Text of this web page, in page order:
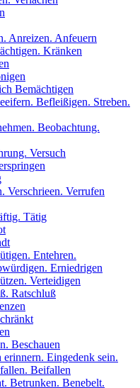
Anreizen. Anfeuern
Kränken
Bemächtigen
Befleißigen. Streben.
Beobachtung.
Versuch
Verschrieen. Verrufen
Tätig
Entehren.
Erniedrigen
Verteidigen
Ratschluß
Beschauen
erinnern. Eingedenk sein.
Beifallen
Betrunken. Benebelt.